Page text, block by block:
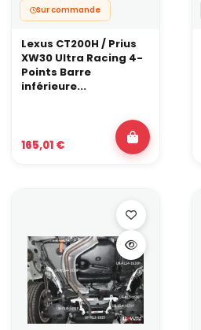
Sur commande
Lexus CT200H / Prius
XW30 Ultra Racing 4-
Points Barre
inférieure...
165,01 €